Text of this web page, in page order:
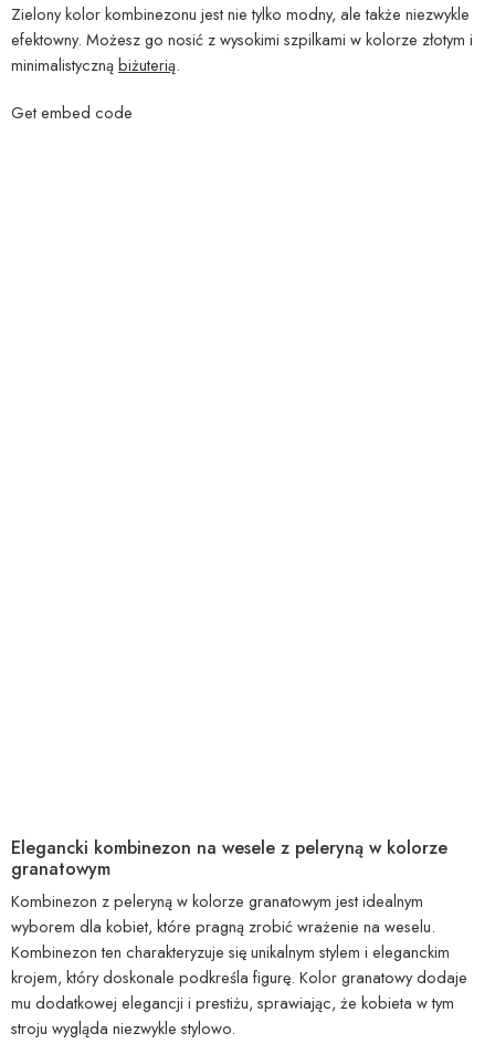
Zielony kolor kombinezonu jest nie tylko modny, ale także niezwykle
efektowny. Możesz go nosić z wysokimi szpilkami w kolorze złotym i
minimalistycznąbiżuterią.
Get embed code
Elegancki kombinezon na wesele z peleryną w kolorze
granatowym
Kombinezon z peleryną w kolorze granatowym jest idealnym
wyborem dla kobiet, które pragną zrobić wrażenie na weselu.
Kombinezon ten charakteryzuje się unikalnym stylem i eleganckim
krojem, który doskonale podkreśla figurę. Kolor granatowy dodaje
mu dodatkowej elegancji i prestiżu, sprawiając, że kobieta w tym
stroju wygląda niezwykle stylowo.